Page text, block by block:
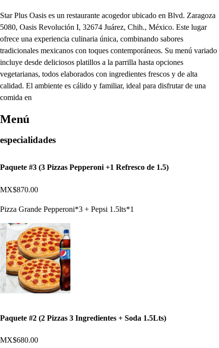
Star Plus Oasis es un restaurante acogedor ubicado en Blvd. Zaragoza
5080, Oasis Revolución I, 32674 Juárez, Chih., México. Este lugar
ofrece una experiencia culinaria única, combinando sabores
tradicionales mexicanos con toques contemporáneos. Su menú variado
incluye desde deliciosos platillos a la parrilla hasta opciones
vegetarianas, todos elaborados con ingredientes frescos y de alta
calidad. El ambiente es cálido y familiar, ideal para disfrutar de una
comida en
Menú
especialidades
Paquete #3 (3 Pizzas Pepperoni +1 Refresco de 1.5)
MX$870.00
Pizza Grande Pepperoni*3 + Pepsi 1.5lts*1
Paquete #2 (2 Pizzas 3 Ingredientes + Soda 1.5Lts)
MX$680.00